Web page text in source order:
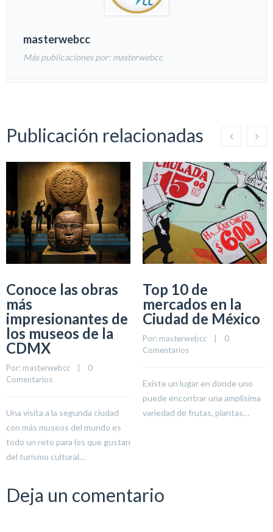
masterwebcc
Más publicaciones por: masterwebcc
Publicación relacionadas
Conoce las obras
más
impresionantes de
los museos de la
CDMX
Por: masterwebcc
0
Comentarios
Una visita a la segunda ciudad
con más museos del mundo es
todo un reto para los que gustan
del turismo cultural…
Top 10 de
mercados en la
Ciudad de México
Por: masterwebcc
0
Comentarios
Existe un lugar en donde uno
puede encontrar una amplísima
variedad de frutas, plantas…
Deja un comentario